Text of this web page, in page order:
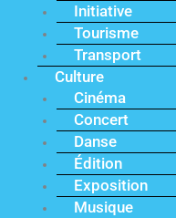
Initiative
Tourisme
Transport
Culture
Cinéma
Concert
Danse
Édition
Exposition
Musique